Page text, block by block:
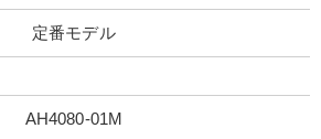
定番モデル
AH4080-01M